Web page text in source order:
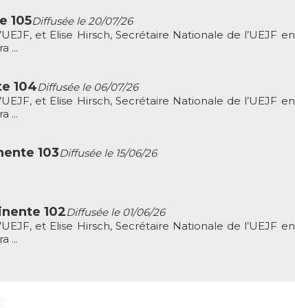
105Diffusée le 20/07/26
et Elise Hirsch, Secrétaire Nationale de l’UEJF en
...
104Diffusée le 06/07/26
et Elise Hirsch, Secrétaire Nationale de l’UEJF en
...
103Diffusée le 15/06/26
102Diffusée le 01/06/26
et Elise Hirsch, Secrétaire Nationale de l’UEJF en
...